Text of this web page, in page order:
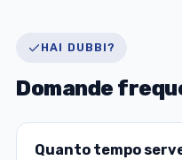
HAI DUBBI?
Domande
Quanto tempo